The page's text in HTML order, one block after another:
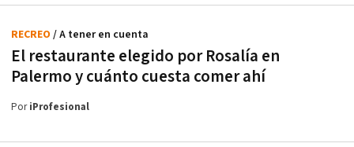
El restaurante elegido por Rosalía en
Palermo y cuánto cuesta comer ahí
RECREO / A tener en cuenta
PoriProfesional